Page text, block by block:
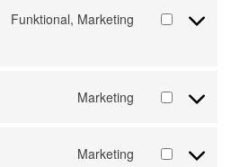
Funktional, Marketing
Marketing
Marketing